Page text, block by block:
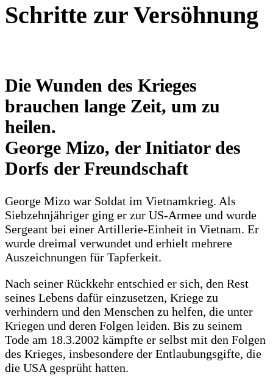
Schritte zur Versöhnung
Die Wunden des Krieges
brauchen lange Zeit, um zu
heilen.
George Mizo, der Initiator des
Dorfs der Freundschaft
George Mizo war Soldat im Vietnamkrieg. Als
Siebzehnjähriger ging er zur US-Armee und wurde
Sergeant bei einer Artillerie-Einheit in Vietnam. Er
wurde dreimal verwundet und erhielt mehrere
Auszeichnungen für Tapferkeit.
Nach seiner Rückkehr entschied er sich, den Rest
seines Lebens dafür einzusetzen, Kriege zu
verhindern und den Menschen zu helfen, die unter
Kriegen und deren Folgen leiden. Bis zu seinem
Tode am 18.3.2002 kämpfte er selbst mit den Folgen
des Krieges, insbesondere der Entlaubungsgifte, die
die USA gesprüht hatten.